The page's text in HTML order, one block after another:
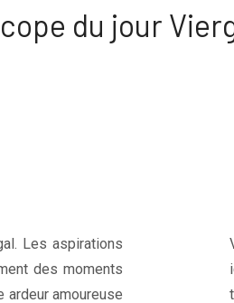
du jour
Les aspirations
des moments
ardeur amoureuse